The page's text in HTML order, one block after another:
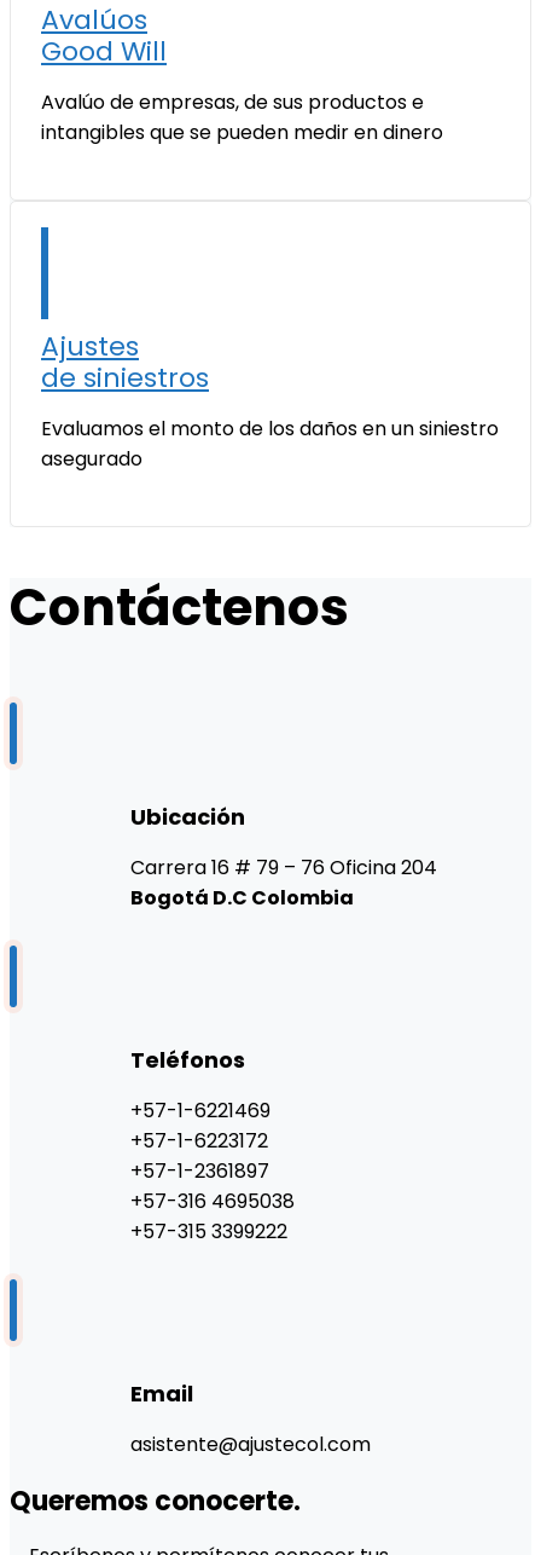
Avalúos
Good Will
Avalúo de empresas, de sus productos e
intangibles que se pueden medir en dinero
Ajustes
de siniestros
Evaluamos el monto de los daños en un siniestro
asegurado
Contáctenos
Ubicación
Carrera 16 # 79 – 76 Oficina 204
Bogotá D.C Colombia
Teléfonos
+57-1-6221469
+57-1-6223172
+57-1-2361897
+57-316 4695038
+57-315 3399222
Email
asistente@ajustecol.com
Queremos conocerte.